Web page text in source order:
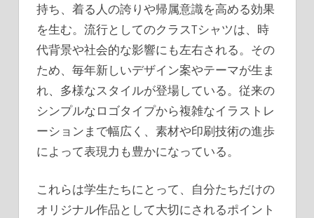
持ち、着る人の誇りや帰属意識を高める効果
を生む。流行としてのクラスTシャツは、時
代背景や社会的な影響にも左右される。その
ため、毎年新しいデザイン案やテーマが生ま
れ、多様なスタイルが登場している。従来の
シンプルなロゴタイプから複雑なイラストレ
ーションまで幅広く、素材や印刷技術の進歩
によって表現力も豊かになっている。
これらは学生たちにとって、自分たちだけの
オリジナル作品として大切にされるポイント